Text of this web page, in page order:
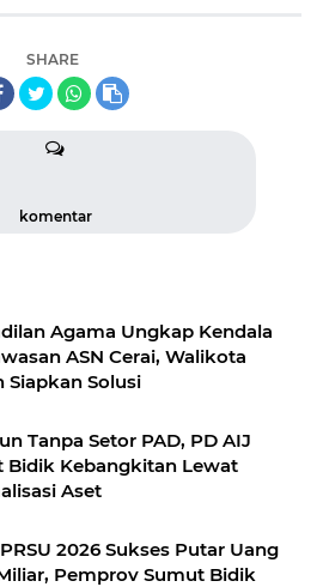
SHARE
komentar
Agama Ungkap Kendala
ASN Cerai, Walikota
Siapkan Solusi
Tanpa Setor PAD, PD AIJ
Bidik Kebangkitan Lewat
Aset
2026 Sukses Putar Uang
Pemprov Sumut Bidik